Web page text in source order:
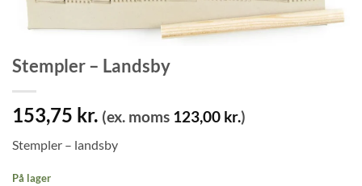
Stempler – Landsby
153,75 kr. (ex. moms 123,00 kr.)
Stempler – landsby
På lager